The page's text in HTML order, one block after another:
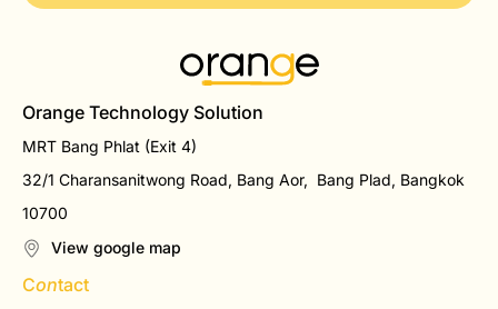
Orange Technology Solution
MRT Bang Phlat (Exit 4)
32/1 Charansanitwong Road, Bang Aor, Bang Plad, Bangkok
10700
View google map
Contact